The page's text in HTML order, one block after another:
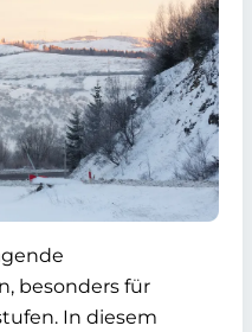
besonders für
In diesem